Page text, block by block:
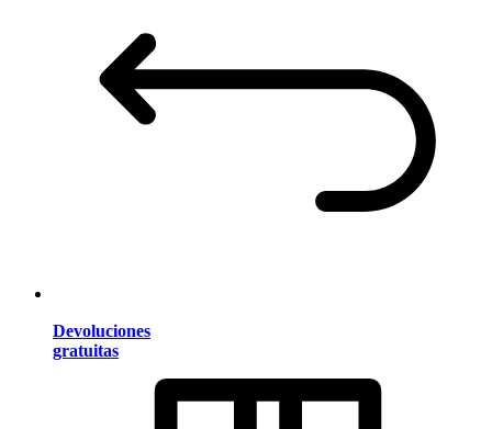
Devoluciones
gratuitas